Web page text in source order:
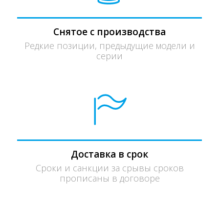
Снятое с производства
Редкие позиции, предыдущие модели и
серии
Доставка в срок
Сроки и санкции за срывы сроков
прописаны в договоре